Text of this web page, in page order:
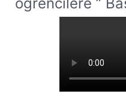
öğrencilere ”